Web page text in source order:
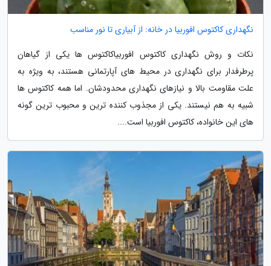
نگهداری کاکتوس افوربیا در خانه: از آبیاری تا نور مناسب
نکات و روش نگهداری کاکتوس افوربیاکاکتوس ها یکی از گیاهان
پرطرفدار برای نگهداری در محیط های آپارتمانی هستند، به ویژه به
علت مقاومت بالا و نیازهای نگهداری محدودشان. اما همه کاکتوس ها
شبیه به هم نیستند. یکی از مجذوب کننده ترین و محبوب ترین گونه
های این خانواده، کاکتوس افوربیا است....